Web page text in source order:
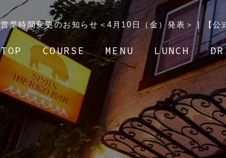
営業時間変更のお知らせ＜4月10日（金）発表＞ | 【
TOP COURSE MENU LUNCH